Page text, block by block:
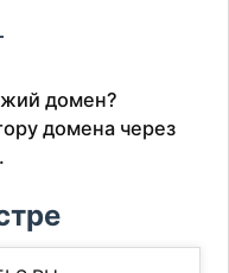
домен?
домена через